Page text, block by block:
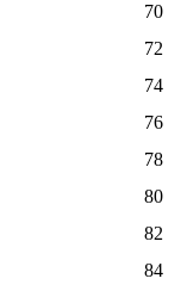
70
72
74
76
78
80
82
84